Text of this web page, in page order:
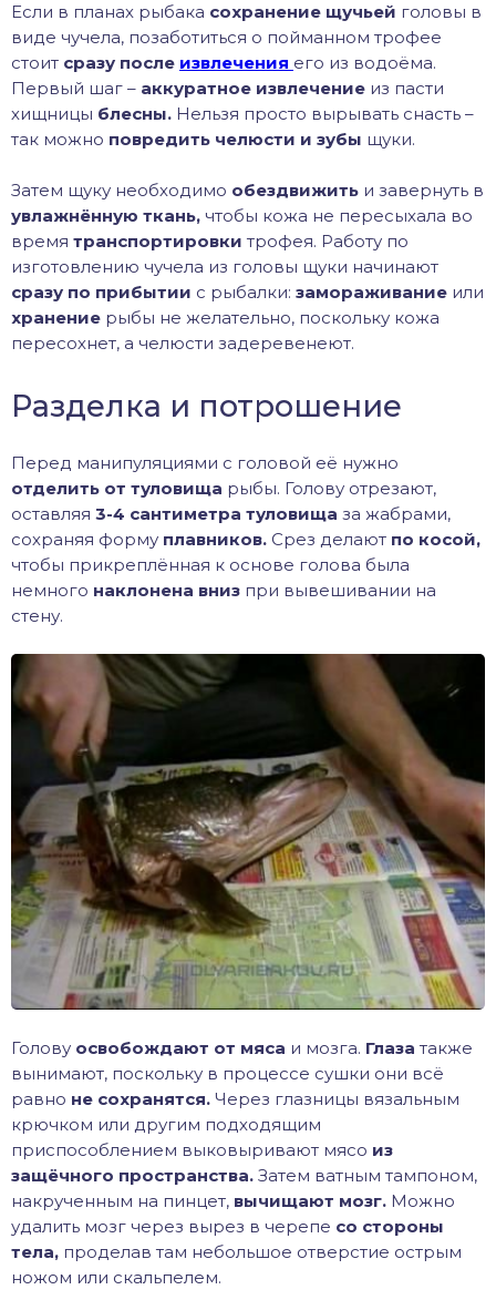
Если в планах рыбака сохранение щучьей головы в
виде чучела, позаботиться о пойманном трофее
стоит сразу после извлечения его из водоёма.
Первый шаг – аккуратное извлечение из пасти
хищницы блесны. Нельзя просто вырывать снасть –
так можно повредить челюсти и зубы щуки.
Затем щуку необходимо обездвижить и завернуть в
увлажнённую ткань, чтобы кожа не пересыхала во
время транспортировки трофея. Работу по
изготовлению чучела из головы щуки начинают
сразу по прибытии с рыбалки: замораживание или
хранение рыбы не желательно, поскольку кожа
пересохнет, а челюсти задеревенеют.
Разделка и потрошение
Перед манипуляциями с головой её нужно
отделить от туловища рыбы. Голову отрезают,
оставляя 3-4 сантиметра туловища за жабрами,
сохраняя форму плавников. Срез делают по косой,
чтобы прикреплённая к основе голова была
немного наклонена вниз при вывешивании на
стену.
Голову освобождают от мяса и мозга. Глаза также
вынимают, поскольку в процессе сушки они всё
равно не сохранятся. Через глазницы вязальным
крючком или другим подходящим
приспособлением выковыривают мясо из
защёчного пространства. Затем ватным тампоном,
накрученным на пинцет, вычищают мозг. Можно
удалить мозг через вырез в черепе со стороны
тела, проделав там небольшое отверстие острым
ножом или скальпелем.